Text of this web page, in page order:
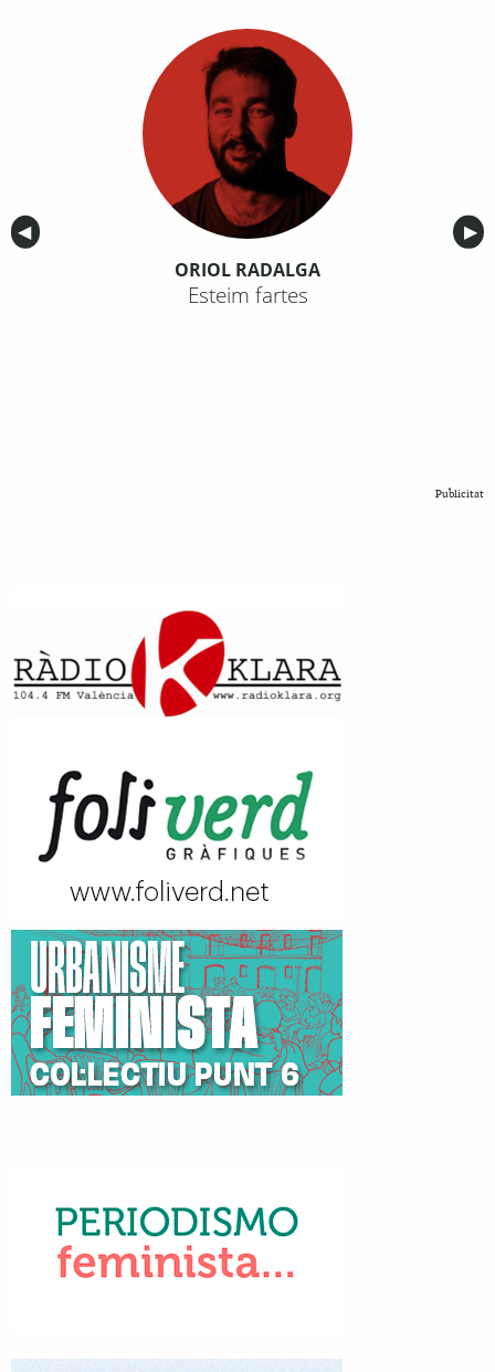
Anterior
◀︎ ▶︎
ORIOL RADALGA
Esteim fartes
Publicitat